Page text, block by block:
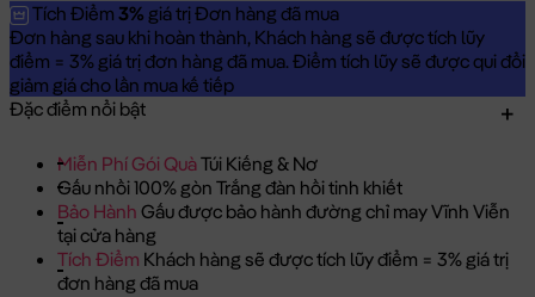
Tích Điểm 3% giá trị Đơn hàng đã mua
Đơn hàng sau khi hoàn thành, Khách hàng sẽ được tích lũy
điểm = 3% giá trị đơn hàng đã mua. Điểm tích lũy sẽ được qui đổi
giảm giá cho lần mua kế tiếp
Đặc điểm nổi bật
Miễn Phí Gói QuàTúi Kiếng & Nơ
Gấu nhồi 100% gòn Trắng đàn hồi tinh khiết
Bảo Hành Gấu được bảo hành đường chỉ may Vĩnh Viễn
tại cửa hàng
Tích Điểm Khách hàng sẽ được tích lũy điểm = 3% giá trị
đơn hàng đã mua